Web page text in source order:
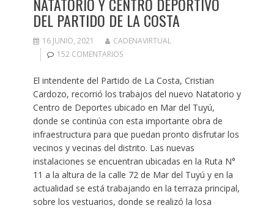
DEL PARTIDO DE LA COSTA
16 JUNIO, 2021
CADENAVIRTUAL
152 COMENTARIOS
El intendente del Partido de La Costa, Cristian
Cardozo, recorrió los trabajos del nuevo Natatorio y
Centro de Deportes ubicado en Mar del Tuyú,
donde se continúa con esta importante obra de
infraestructura para que puedan pronto disfrutar los
vecinos y vecinas del distrito. Las nuevas
instalaciones se encuentran ubicadas en la Ruta N°
11 a la altura de la calle 72 de Mar del Tuyú y en la
actualidad se está trabajando en la terraza principal,
sobre los vestuarios, donde se realizó la losa